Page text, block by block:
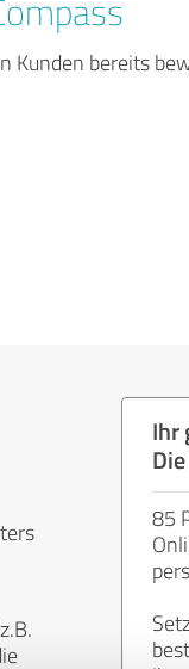
Kunden bereits
Ihr
85